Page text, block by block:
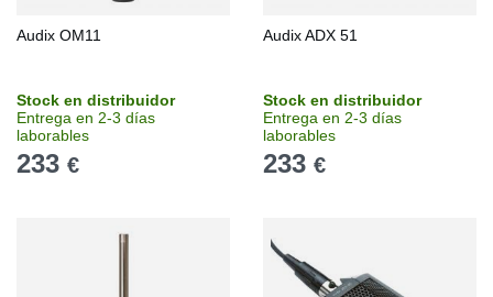
Audix OM11
Stock en distribuidor
Entrega en 2-3 días
laborables
233 €
Audix ADX 51
Stock en distribuidor
Entrega en 2-3 días
laborables
233 €